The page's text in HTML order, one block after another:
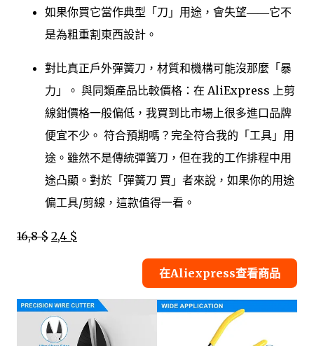
如果你買它當作典型「刀」用途，會失望――它不
是為粗重割東西設計。
對比真正戶外彈簧刀，材質和機構可能沒那麼「暴
力」。 與同類產品比較價格：在 AliExpress 上剪
線鉗價格一般偏低，我買到比市場上很多進口品牌
便宜不少。 符合預期嗎？完全符合我的「工具」用
途。雖然不是傳統彈簧刀，但在我的工作排程中用
途凸顯。對於「彈簧刀 買」者來說，如果你的用途
偏工具/剪線，這款值得一看。
16,8 $ 2,4 $
在Aliexpress查看商品